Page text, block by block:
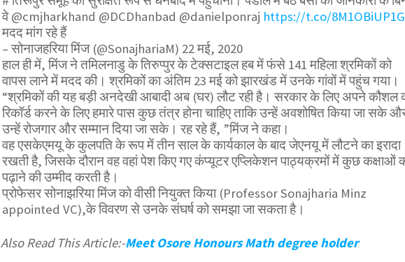
वे @cmjharkhand @DCDhanbad @danielponraj https://t.co/8M1OBiUP1G
मदद मांग रहे हैं
– सोनाजहरिया मिंज (@SonajhariaM) 22 मई, 2020
हाल ही में, मिंज ने तमिलनाडु के तिरुप्पुर के टेक्सटाइल हब में फंसे 141 महिला श्रमिकों को
वापस लाने में मदद की। श्रमिकों का अंतिम 23 मई को झारखंड में उनके गांवों में पहुंच गया।
“श्रमिकों की यह बड़ी अनदेखी आबादी अब (घर) लौट रही है। सरकार के लिए अपने कौशल
रिकॉर्ड करने के लिए हमारे पास कुछ तंत्र होना चाहिए ताकि उन्हें अवशोषित किया जा सके
उन्हें रोजगार और सम्मान दिया जा सके। रह रहे हैं, ”मिंज ने कहा।
वह एसकेएमयू के कुलपति के रूप में तीन साल के कार्यकाल के बाद जेएनयू में लौटने का इरादा
रखती है, जिसके दौरान वह वहां पेश किए गए कंप्यूटर एप्लिकेशन पाठ्यक्रमों में कुछ कक्षाओं
पढ़ाने की उम्मीद करती है।
प्रोफेसर सोनाझरिया मिंज को वीसी नियुक्त किया (Professor Sonajharia Minz
appointed VC),के विवरण से उनके संघर्ष को समझा जा सकता है।
Also Read This Article:-Meet Osore Honours Math degree holder